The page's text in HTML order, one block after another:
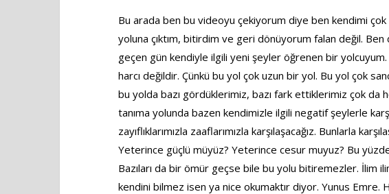
Bu arada ben bu videoyu çekiyorum diye ben kendimi çok
yoluna çıktım, bitirdim ve geri dönüyorum falan değil.
geçen gün kendiyle ilgili yeni şeyler öğrenen bir
harcı değildir. Çünkü bu yol çok uzun bir yol. Bu yol çok
bu yolda bazı gördüklerimiz, bazı fark ettiklerimiz çok da
tanıma yolunda bazen kendimizle ilgili negatif şeylerle
zayıflıklarımızla zaaflarımızla karşılaşacağız. Bunlarla
Yeterince güçlü müyüz? Yeterince cesur muyuz? Bu
Bazıları da bir ömür geçse bile bu yolu bitiremezler. İlim
kendini bilmez isen ya nice okumaktır diyor. Yunus Emre.